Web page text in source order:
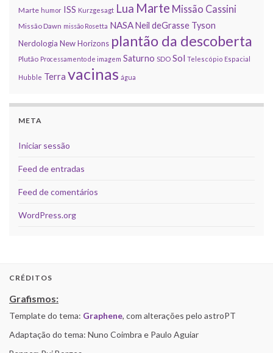
Marte humor ISS Kurzgesagt Lua Marte Missão Cassini
Missão Dawn missão Rosetta NASANeil deGrasse Tyson
Nerdologia New Horizons plantão da descoberta
Plutão Processamento de imagem Saturno SDO Sol Telescópio Espacial
Hubble Terra vacinas água
META
Iniciar sessão
Feed de entradas
Feed de comentários
WordPress.org
CRÉDITOS
Grafismos:
Template do tema: Graphene, com alterações pelo astroPT
Adaptação do tema: Nuno Coimbra e Paulo Aguiar